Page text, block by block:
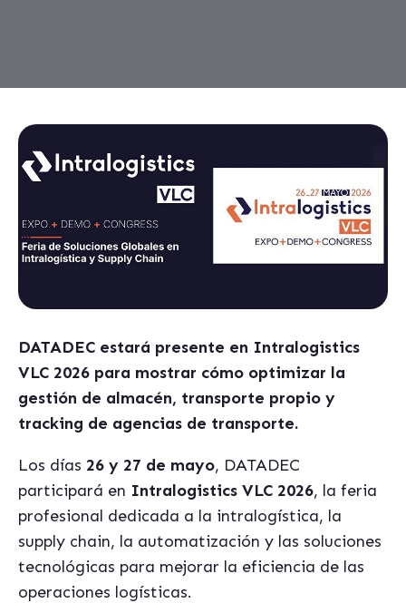
DATADEC estará presente en Intralogistics
VLC 2026 para mostrar cómo optimizar la
gestión de almacén, transporte propio y
tracking de agencias de transporte.
Los días 26 y 27 de mayo, DATADEC
participará en Intralogistics VLC 2026, la feria
profesional dedicada a la intralogística, la
supply chain, la automatización y las soluciones
tecnológicas para mejorar la eficiencia de las
operaciones logísticas.